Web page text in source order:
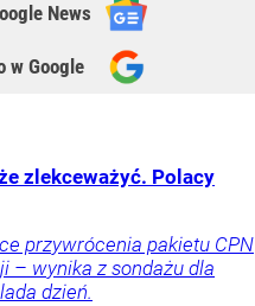
News
w Google
zlekceważyć. Polacy
przywrócenia pakietu CPN
– wynika z sondażu dla
dzień.